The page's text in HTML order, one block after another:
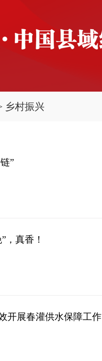
乡村振兴
”
，真香！
开展春灌供水保障工作